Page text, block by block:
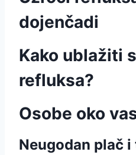
dojenčadi
Kako ublažiti
refluksa?
Osobe oko
Neugodan plač i